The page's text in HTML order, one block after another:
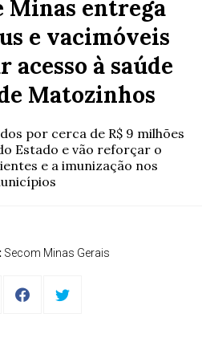
Minas entrega
e vacimóveis
acesso à saúde
Matozinhos
por cerca de R$ 9 milhões
Estado e vão reforçar o
e a imunização nos
Secom Minas Gerais